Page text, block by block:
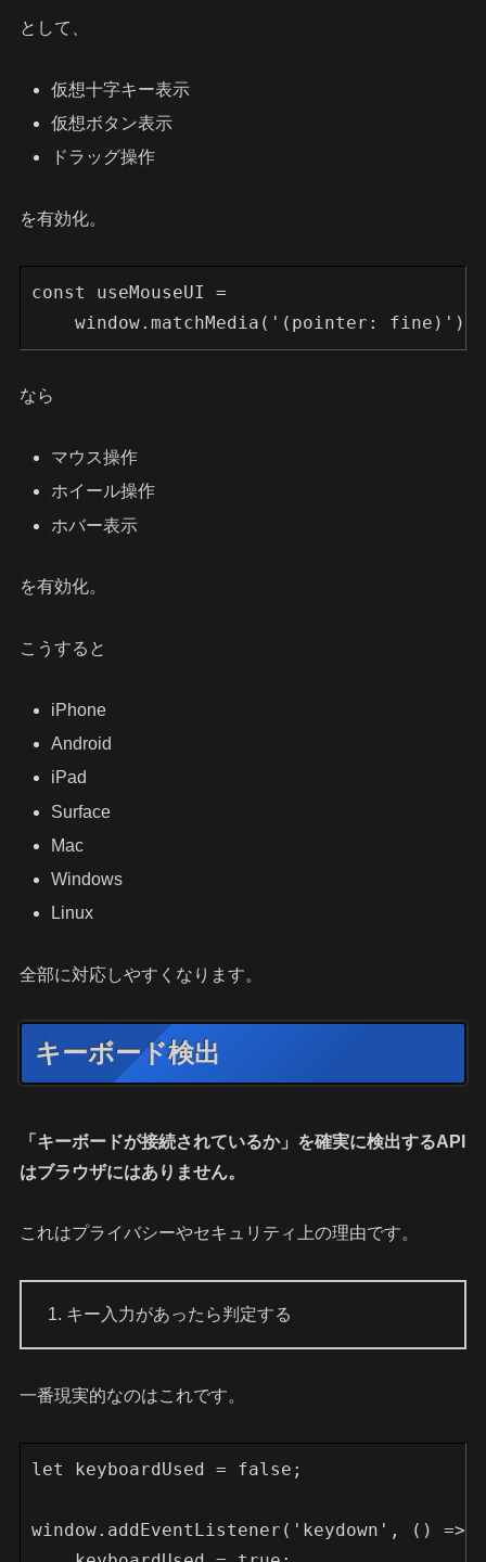
として、
仮想十字キー表示
仮想ボタン表示
ドラッグ操作
を有効化。
const useMouseUI =
window.matchMedia('(pointer:
なら
マウス操作
ホイール操作
ホバー表示
を有効化。
こうすると
iPhone
Android
iPad
Surface
Mac
Windows
Linux
全部に対応しやすくなります。
キーボード検出
「キーボードが接続されているか」を確実に検出するAPI
はブラウザにはありません。
これはプライバシーやセキュリティ上の理由です。
1. キー入力があったら判定する
一番現実的なのはこれです。
let keyboardUsed = false;
window.addEventListener('keydown', () =>